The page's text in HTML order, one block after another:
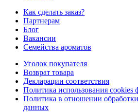
Как сделать заказ?
Партнерам
Блог
Вакансии
Семейства ароматов
Уголок покупателя
Возврат товара
Декларации соответствия
Политика использования cookies
Политика в отношении
данных